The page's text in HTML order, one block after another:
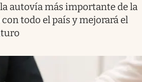
autovía más importante de la
todo el país y mejorará el